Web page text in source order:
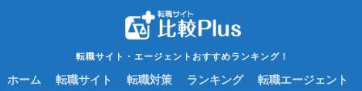
転職サイト・エージェントおすすめランキング！
ホーム 転職サイト 転職対策 ランキング 転職エージェント